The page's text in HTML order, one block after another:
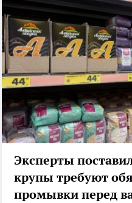
Эксперты
крупы требуют
промывки перед